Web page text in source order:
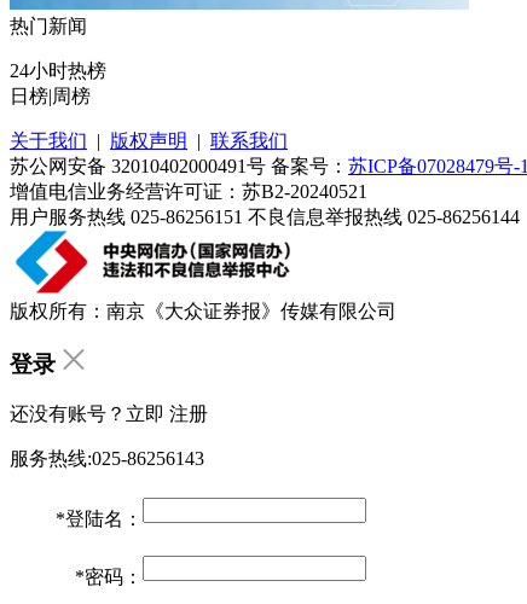
热门新闻
24小时热榜
日榜|周榜
关于我们 | 版权声明 | 联系我们
苏公网安备 32010402000491号 备案号： 苏ICP备07028479号-1
增值电信业务经营许可证：苏B2-20240521
用户服务热线 025-86256151 不良信息举报热线 025-86256144
版权所有：南京《大众证券报》传媒有限公司
登录
还没有账号？立即 注册
服务热线:025-86256143
*登陆名：
*密码：